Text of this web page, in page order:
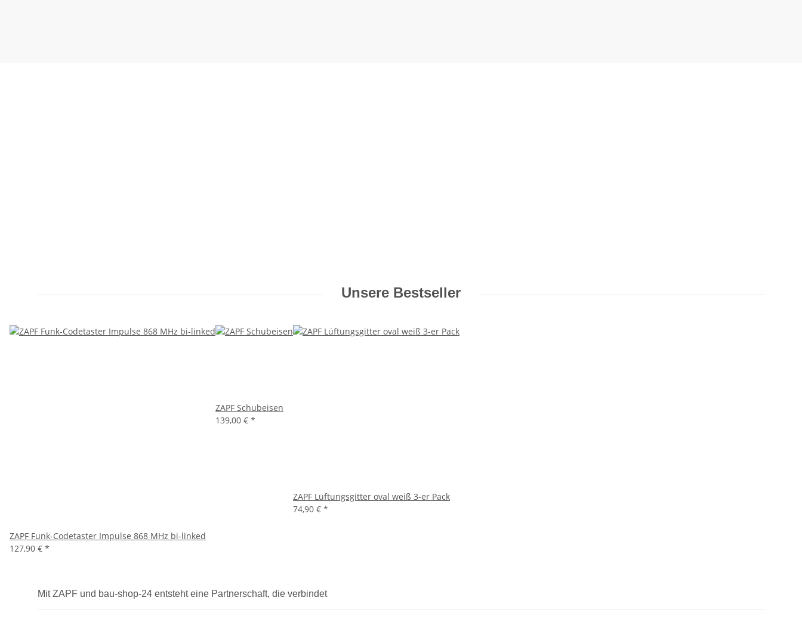
Unsere Bestseller
ZAPF Funk-Codetaster Impulse 868 MHz bi-linked
127,90 € *
ZAPF Schubeisen
139,00 € *
ZAPF Lüftungsgitter oval weiß 3-er Pack
74,90 € *
Mit ZAPF und bau-shop-24 entsteht eine Partnerschaft, die verbindet